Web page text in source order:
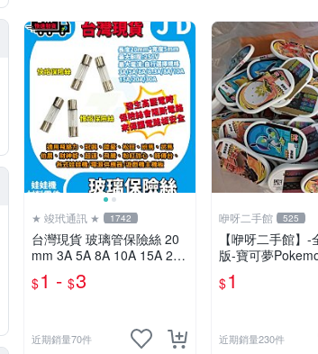
★ 竣玳通訊 ★ 1742
台灣現貨 玻璃管保險絲 20
mm 3A 5A 8A 10A 15A 20A
30A 主機板保險絲 冠興 財
神爺 飛絡力 娃娃機零件
$1 - $3
近期銷量70件
咿呀二手館 525
【咿呀二手館】
版-寶可夢
TAR星塵寶可夢
彈星塵寶可夢卡
$1
近期銷量230件